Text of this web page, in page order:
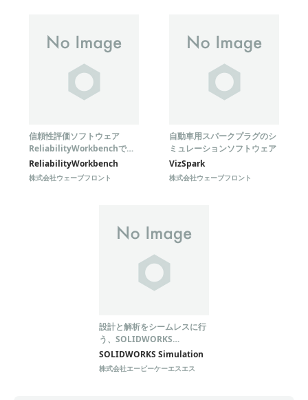
信頼性評価ソフトウェア
ReliabilityWorkbenchで機
能安全を半自動的に評価！
ReliabilityWorkbench
株式会社ウェーブフロント
自動車用スパークプラグのシ
ミュレーションソフトウェア
VizSpark
株式会社ウェーブフロント
設計と解析をシームレスに行
う、SOLIDWORKS
Simulationのソフトウェア
SOLIDWORKS Simulation
株式会社エービーケーエスエス